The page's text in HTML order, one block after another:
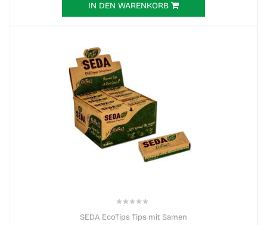
IN DEN WARENKORB
SEDA EcoTips Tips mit Samen